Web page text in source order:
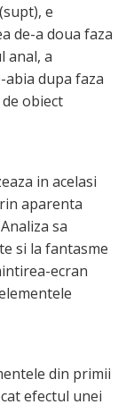
e
de-a doua faza
anal, a
dupa faza
obiect
in acelasi
aparenta
sa
si la fantasme
ecran
din primii
efectul unei